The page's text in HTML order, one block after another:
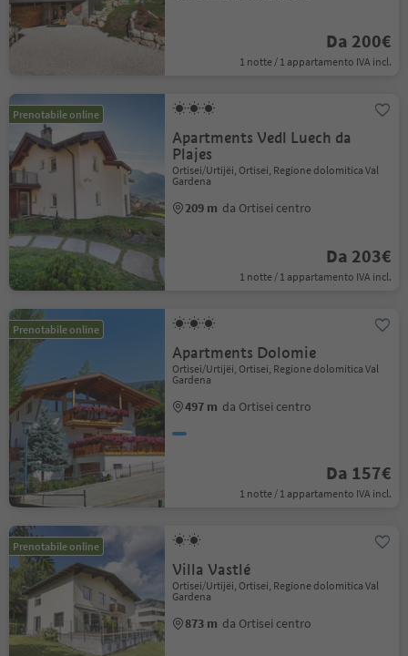
Da 200€
1 notte / 1 appartamento IVA incl.
Prenotabile online
Apartments Vedl Luech da
Plajes
Ortisei/Urtijëi, Ortisei, Regione dolomitica Val
Gardena
209 m da Ortisei centro
Da 203€
1 notte / 1 appartamento IVA incl.
Prenotabile online
Apartments Dolomie
Ortisei/Urtijëi, Ortisei, Regione dolomitica Val
Gardena
497 m da Ortisei centro
Da 157€
1 notte / 1 appartamento IVA incl.
Prenotabile online
Villa Vastlé
Ortisei/Urtijëi, Ortisei, Regione dolomitica Val
Gardena
873 m da Ortisei centro